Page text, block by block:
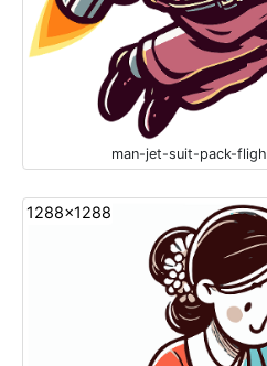
man-jet-suit-pack-
1288x1288